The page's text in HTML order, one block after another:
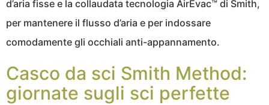
d’aria fisse e la collaudata tecnologia AirEvac™ di Smith,
per mantenere il flusso d’aria e per indossare
comodamente gli occhiali anti-appannamento.
Casco da sci Smith Method:
giornate sugli sci perfette